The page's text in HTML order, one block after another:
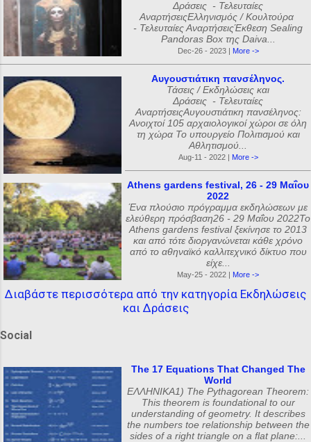
Δράσεις - Τελευταίες
ΑναρτήσειςΕλληνισμός / Κουλτούρα
- Τελευταίες ΑναρτήσειςΈκθεση Sealing
Pandoras Box της Daiva...
Dec-26 - 2023 | More ->
Αυγουστιάτικη πανσέληνος.
Τάσεις / Εκδηλώσεις και
Δράσεις - Τελευταίες
ΑναρτήσειςΑυγουστιάτικη πανσέληνος:
Ανοιχτοί 105 αρχαιολογικοί χώροι σε όλη
τη χώρα Το υπουργείο Πολιτισμού και
Αθλητισμού...
Aug-11 - 2022 | More ->
Athens gardens festival, 26 - 29 Μαΐου
2022
Ένα πλούσιο πρόγραμμα εκδηλώσεων με
ελεύθερη πρόσβαση26 - 29 Μαΐου 2022Το
Athens gardens festival ξεκίνησε το 2013
και από τότε διοργανώνεται κάθε χρόνο
από το αθηναϊκό καλλιτεχνικό δίκτυο που
είχε...
May-25 - 2022 | More ->
Διαβάστε περισσότερα από την κατηγορία Εκδηλώσεις
και Δράσεις
Social
The 17 Equations That Changed The
World
ΕΛΛΗΝΙΚΑ1) The Pythagorean Theorem:
This theorem is foundational to our
understanding of geometry. It describes
the numbers toe relationship between the
sides of a right triangle on a flat plane:...